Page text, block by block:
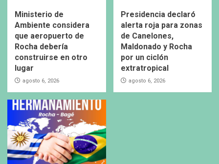
Ministerio de
Ambiente considera
que aeropuerto de
Rocha debería
construirse en otro
lugar
agosto 6, 2026
Presidencia declaró
alerta roja para zonas
de Canelones,
Maldonado y Rocha
por un ciclón
extratropical
agosto 6, 2026